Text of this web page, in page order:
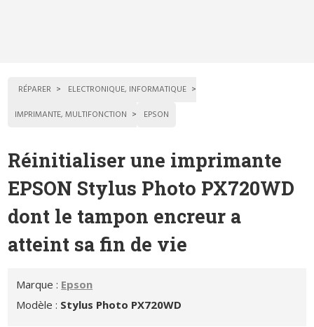
RÉPARER
ELECTRONIQUE, INFORMATIQUE
IMPRIMANTE, MULTIFONCTION
EPSON
Réinitialiser une imprimante
EPSON Stylus Photo PX720WD
dont le tampon encreur a
atteint sa fin de vie
Marque : Epson
Modèle : Stylus Photo PX720WD